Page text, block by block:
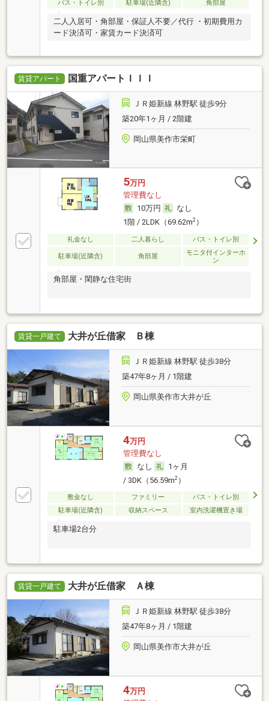
バス・トイレ別
駐車場(近隣含) 角部屋
二人入居可・角部屋・保証人不要／代行 ・初期費用カ
ード決済可・家賃カード決済可
賃貸アパート 国重アパートＩＩＩ
ＪＲ姫新線 林野駅 徒歩9分
築20年1ヶ月 / 2階建
岡山県美作市栄町
5万円
管理費なし
10万円
なし
1階 / 2LDK（69.62m2）
礼金なし 二人暮らし バス・トイレ別
駐車場(近隣含) 角部屋
モニタ付インターホ
ン
角部屋・閑静な住宅街
賃貸一戸建て 大井が丘借家 Ｂ棟
ＪＲ姫新線 林野駅 徒歩38分
築47年8ヶ月 / 1階建
岡山県美作市大井が丘
4万円
管理費なし
なし
1ヶ月
/ 3DK（56.59m2）
敷金なし ファミリー
バス・トイレ別
駐車場(近隣含)
収納スペース 室内洗濯機置き場
駐車場2台分
賃貸一戸建て 大井が丘借家 Ａ棟
ＪＲ姫新線 林野駅 徒歩38分
築47年8ヶ月 / 1階建
岡山県美作市大井が丘
4万円